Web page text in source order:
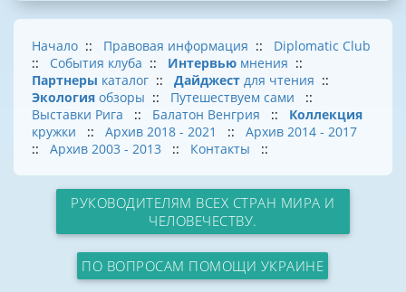
Начало :: Правовая информация :: Diplomatic Club
:: События клуба :: Интервью мнения ::
Партнеры каталог :: Дайджест для чтения ::
Экология обзоры :: Путешествуем сами
::
Выставки Рига
:: Балатон Венгрия :: Коллекция
кружки
:: Архив 2018 - 2021 :: Архив 2014 - 2017
:: Архив 2003 - 2013 :: Контакты ::
РУКОВОДИТЕЛЯМ ВСЕХ СТРАН МИРА И
ЧЕЛОВЕЧЕСТВУ.
ПО ВОПРОСАМ ПОМОЩИ УКРАИНЕ